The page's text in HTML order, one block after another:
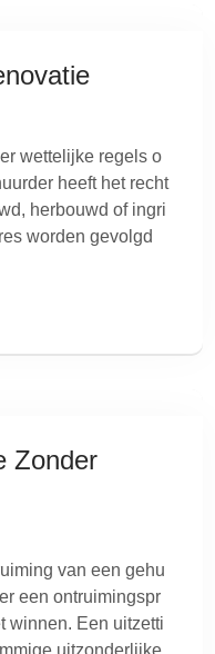
wettelijke regels o
heeft het recht
herbouwd of ingri
worden gevolgd
Zonder
van een gehu
een ontruimingspr
winnen. Een uitzetti
uitzonderlijke